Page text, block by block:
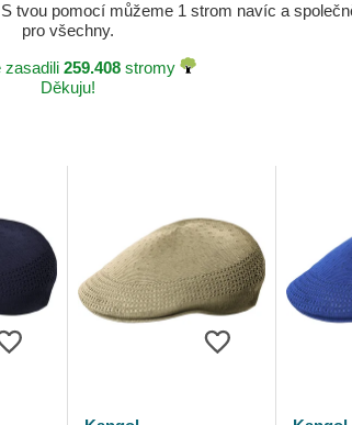
pomocí můžeme 1 strom navíc a
pro všechny.
zasadili 259.408stromy
Děkuju!